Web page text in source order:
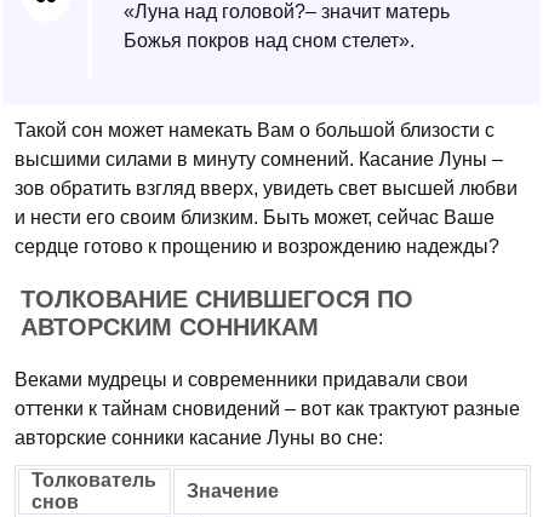
«Луна над головой?– значит матерь
Божья покров над сном стелет».
Такой сон может намекать Вам о большой близости с
высшими силами в минуту сомнений. Касание Луны –
зов обратить взгляд вверх, увидеть свет высшей любви
и нести его своим близким. Быть может, сейчас Ваше
сердце готово к прощению и возрождению надежды?
ТОЛКОВАНИЕ СНИВШЕГОСЯ ПО
АВТОРСКИМ СОННИКАМ
Веками мудрецы и современники придавали свои
оттенки к тайнам сновидений – вот как трактуют разные
авторские сонники касание Луны во сне:
Толкователь
снов
Значение